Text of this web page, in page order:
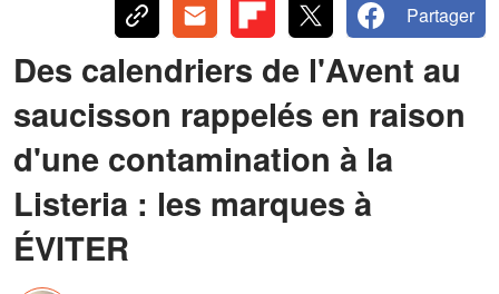
Partager
Des calendriers de l'Avent au
saucisson rappelés en raison
d'une contamination à la
Listeria : les marques à
ÉVITER